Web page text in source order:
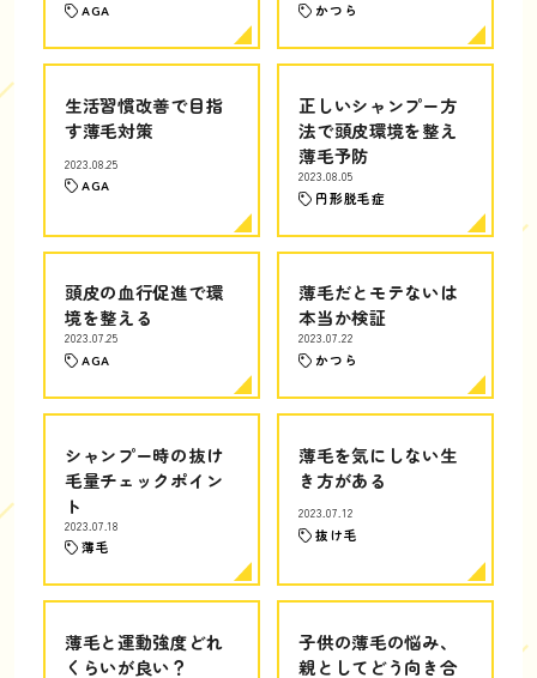
AGA かつら
生活習慣改善で目指
す薄毛対策
2023.08.25
AGA
正しいシャンプー方
法で頭皮環境を整え
薄毛予防
2023.08.05
円形脱毛症
頭皮の血行促進で環
境を整える
2023.07.25
AGA
薄毛だとモテないは
本当か検証
2023.07.22
かつら
シャンプー時の抜け
毛量チェックポイン
ト
2023.07.18
薄毛
薄毛を気にしない生
き方がある
2023.07.12
抜け毛
薄毛と運動強度どれ
くらいが良い？
子供の薄毛の悩み、
親としてどう向き合